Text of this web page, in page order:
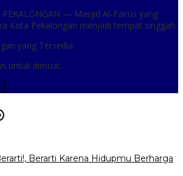
online
PEKALONGAN — Masjid Al-Fairus yang
Kota Pekalongan menjadi tempat singgah
yang Tersedia.
untuk dimuat.
Berarti Karena Hidupmu Berharga